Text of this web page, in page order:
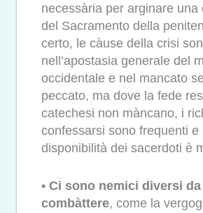
necessària per arginare una
del Sacramento della
certo, le càuse della crisi
nell’apostasia generale del
occidentale e nel mancato
peccato, ma dove la fede
catechesi non màncano, i
confessarsi sono frequenti e
disponibilità dei sacerdoti è
• Ci sono nemici diversi da
combàttere, come la